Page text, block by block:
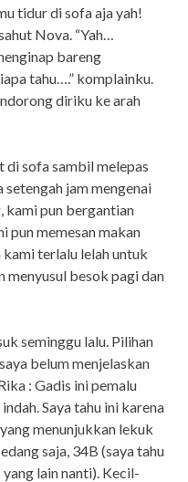
tidur di sofa aja yah!
Nova. “Yah…
bareng
tahu….” komplainku.
diriku ke arah
di sofa sambil melepas
setengah jam mengenai
kami pun bergantian
pun memesan makan
terlalu lelah untuk
menyusul besok pagi dan
seminggu lalu. Pilihan
belum menjelaskan
: Gadis ini pemalu
Saya tahu ini karena
menunjukkan lekuk
saja, 34B (saya tahu
lain nanti). Kecil-